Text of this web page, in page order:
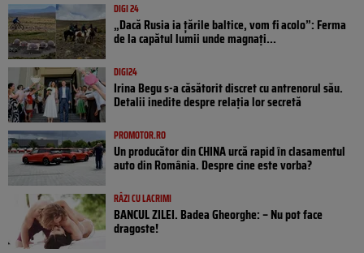
DIGI 24
„Dacă Rusia ia țările baltice, vom fi acolo”: Ferma
de la capătul lumii unde magnați...
DIGI24
Irina Begu s-a căsătorit discret cu antrenorul său.
Detalii inedite despre relația lor secretă
PROMOTOR.RO
Un producător din CHINA urcă rapid în clasamentul
auto din România. Despre cine este vorba?
RÂZI CU LACRIMI
BANCUL ZILEI. Badea Gheorghe: – Nu pot face
dragoste!